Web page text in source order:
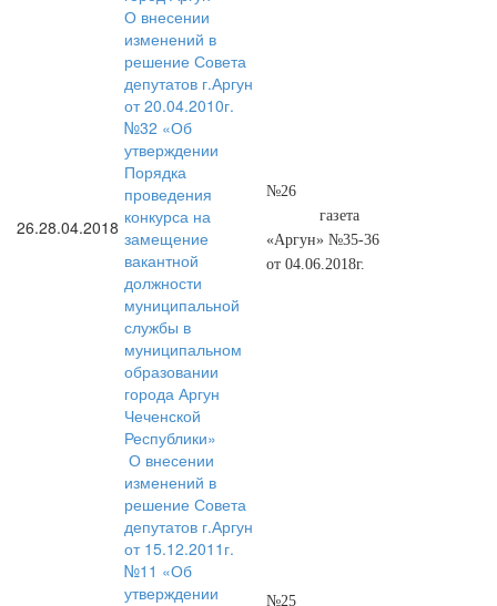
26.28.04.2018
О внесении
изменений в
решение Совета
депутатов г.Аргун
от 20.04.2010г.
№32 «Об
утверждении
Порядка
проведения
конкурса на
замещение
вакантной
должности
муниципальной
службы в
муниципальном
образовании
города Аргун
Чеченской
Республики»
№26
газета
«Аргун» №35-36
от 04.06.2018г.
О внесении
изменений в
решение Совета
депутатов г.Аргун
от 15.12.2011г.
№11 «Об
утверждении
№25